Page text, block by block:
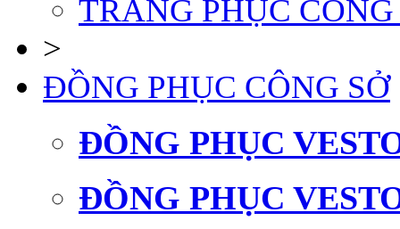
TRANG PHỤC
>
ĐỒNG PHỤC CÔNG SỞ
ĐỒNG PHỤC
ĐỒNG PHỤC